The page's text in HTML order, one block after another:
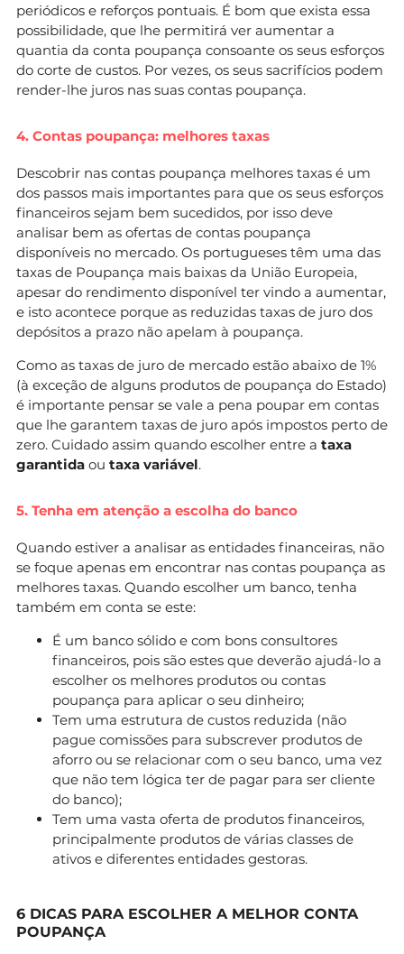
periódicos e reforços pontuais. É bom que exista essa
possibilidade, que lhe permitirá ver aumentar a
quantia da conta poupança consoante os seus esforços
do corte de custos. Por vezes, os seus sacrifícios podem
render-lhe juros nas suas contas poupança.
4. Contas poupança: melhores taxas
Descobrir nas contas poupança melhores taxas é um
dos passos mais importantes para que os seus esforços
financeiros sejam bem sucedidos, por isso deve
analisar bem as ofertas de contas poupança
disponíveis no mercado. Os portugueses têm uma das
taxas de Poupança mais baixas da União Europeia,
apesar do rendimento disponível ter vindo a aumentar,
e isto acontece porque as reduzidas taxas de juro dos
depósitos a prazo não apelam à poupança.
Como as taxas de juro de mercado estão abaixo de 1%
(à exceção de alguns produtos de poupança do Estado)
é importante pensar se vale a pena poupar em contas
que lhe garantem taxas de juro após impostos perto de
zero. Cuidado assim quando escolher entre a taxa
garantida ou taxa variável.
5. Tenha em atenção a escolha do banco
Quando estiver a analisar as entidades financeiras, não
se foque apenas em encontrar nas contas poupança as
melhores taxas. Quando escolher um banco, tenha
também em conta se este:
É um banco sólido e com bons consultores
financeiros, pois são estes que deverão ajudá-lo a
escolher os melhores produtos ou contas
poupança para aplicar o seu dinheiro;
Tem uma estrutura de custos reduzida (não
pague comissões para subscrever produtos de
aforro ou se relacionar com o seu banco, uma vez
que não tem lógica ter de pagar para ser cliente
do banco);
Tem uma vasta oferta de produtos financeiros,
principalmente produtos de várias classes de
ativos e diferentes entidades gestoras.
6 DICAS PARA ESCOLHER A MELHOR CONTA
POUPANÇA